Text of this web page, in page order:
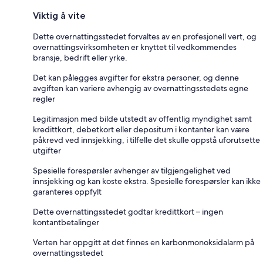
Viktig å vite
Dette overnattingsstedet forvaltes av en profesjonell vert, og
overnattingsvirksomheten er knyttet til vedkommendes
bransje, bedrift eller yrke.
Det kan pålegges avgifter for ekstra personer, og denne
avgiften kan variere avhengig av overnattingsstedets egne
regler
Legitimasjon med bilde utstedt av offentlig myndighet samt
kredittkort, debetkort eller depositum i kontanter kan være
påkrevd ved innsjekking, i tilfelle det skulle oppstå uforutsette
utgifter
Spesielle forespørsler avhenger av tilgjengelighet ved
innsjekking og kan koste ekstra. Spesielle forespørsler kan ikke
garanteres oppfylt
Dette overnattingsstedet godtar kredittkort – ingen
kontantbetalinger
Verten har oppgitt at det finnes en karbonmonoksidalarm på
overnattingsstedet